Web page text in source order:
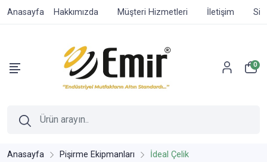
Anasayfa Hakkımızda Müşteri Hizmetleri İletişim
0
Anasayfa Pişirme Ekipmanları İdeal Çelik